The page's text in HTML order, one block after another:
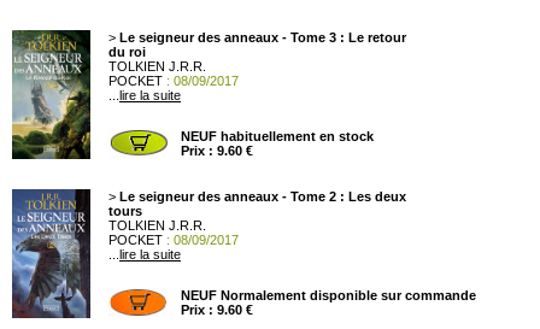
> Le seigneur des anneaux - Tome 3 : Le retour
du roi
TOLKIEN J.R.R.
POCKET : 08/09/2017
lire la suite
NEUF habituellement en stock
Prix : 9.60 €
> Le seigneur des anneaux - Tome 2 : Les deux
tours
TOLKIEN J.R.R.
POCKET : 08/09/2017
lire la suite
NEUF Normalement disponible sur commande
Prix : 9.60 €